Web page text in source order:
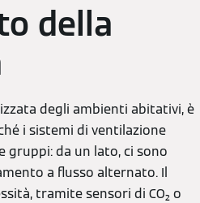
della
degli ambienti abitativi, è
i sistemi di ventilazione
gruppi: da un lato, ci sono
a flusso alternato. Il
tramite sensori di CO₂ o